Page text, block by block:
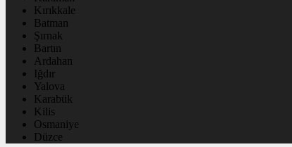
Kırıkkale
Batman
Şırnak
Bartın
Ardahan
Iğdır
Yalova
Karabük
Kilis
Osmaniye
Düzce